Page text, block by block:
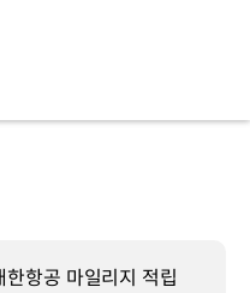
항공 마일리지 적립